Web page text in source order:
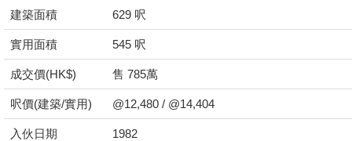
建築面積 629 呎
實用面積 545 呎
成交價(HK$) 售 785萬
呎價(建築/實用) @12,480 / @14,404
入伙日期 1982